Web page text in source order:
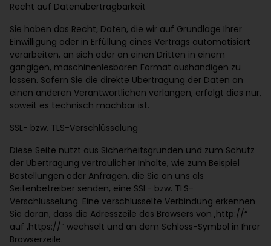
Recht auf Datenübertragbarkeit
Sie haben das Recht, Daten, die wir auf Grundlage Ihrer
Einwilligung oder in Erfüllung eines Vertrags automatisiert
verarbeiten, an sich oder an einen Dritten in einem
gängigen, maschinenlesbaren Format aushändigen zu
lassen. Sofern Sie die direkte Übertragung der Daten an
einen anderen Verantwortlichen verlangen, erfolgt dies nur,
soweit es technisch machbar ist.
SSL- bzw. TLS-Verschlüsselung
Diese Seite nutzt aus Sicherheitsgründen und zum Schutz
der Übertragung vertraulicher Inhalte, wie zum Beispiel
Bestellungen oder Anfragen, die Sie an uns als
Seitenbetreiber senden, eine SSL- bzw. TLS-
Verschlüsselung. Eine verschlüsselte Verbindung erkennen
Sie daran, dass die Adresszeile des Browsers von „http://“
auf „https://“ wechselt und an dem Schloss-Symbol in Ihrer
Browserzeile.